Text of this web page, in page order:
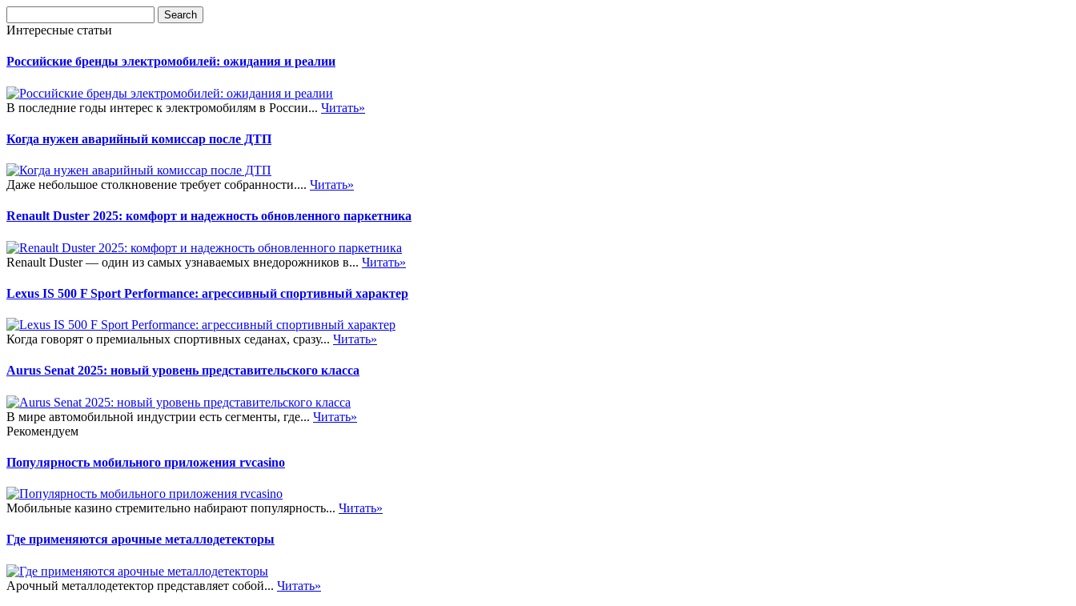
Интересные статьи
Российские бренды электромобилей: ожидания и реалии
В последние годы интерес к электромобилям в России... Читать»
Когда нужен аварийный комиссар после ДТП
Даже небольшое столкновение требует собранности.... Читать»
Renault Duster 2025: комфорт и надежность обновленного паркетника
Renault Duster — один из самых узнаваемых внедорожников в... Читать»
Lexus IS 500 F Sport Performance: агрессивный спортивный характер
Когда говорят о премиальных спортивных седанах, сразу... Читать»
Aurus Senat 2025: новый уровень представительского класса
В мире автомобильной индустрии есть сегменты, где... Читать»
Рекомендуем
Популярность мобильного приложения rvcasino
Мобильные казино стремительно набирают популярность... Читать»
Где применяются арочные металлодетекторы
Арочный металлодетектор представляет собой... Читать»